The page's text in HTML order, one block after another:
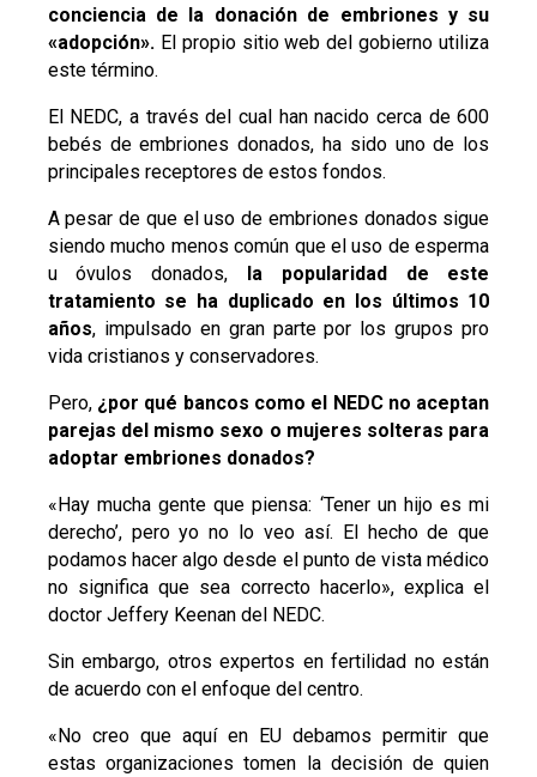
conciencia de la donación de embriones y su
«adopción». El propio sitio web del gobierno utiliza
este término.
El NEDC, a través del cual han nacido cerca de 600
bebés de embriones donados, ha sido uno de los
principales receptores de estos fondos.
A pesar de que el uso de embriones donados sigue
siendo mucho menos común que el uso de esperma
u óvulos donados, la popularidad de este
tratamiento se ha duplicado en los últimos 10
años, impulsado en gran parte por los grupos pro
vida cristianos y conservadores.
Pero, ¿por qué bancos como el NEDC no aceptan
parejas del mismo sexo o mujeres solteras para
adoptar embriones donados?
«Hay mucha gente que piensa: ‘Tener un hijo es mi
derecho’, pero yo no lo veo así. El hecho de que
podamos hacer algo desde el punto de vista médico
no significa que sea correcto hacerlo», explica el
doctor Jeffery Keenan del NEDC.
Sin embargo, otros expertos en fertilidad no están
de acuerdo con el enfoque del centro.
«No creo que aquí en EU debamos permitir que
estas organizaciones tomen la decisión de quien